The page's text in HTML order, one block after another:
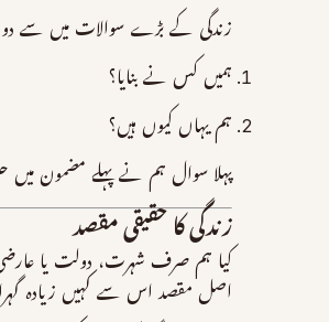
زندگی کے بڑے سوالات میں سے دو
ہمیں کس نے بنایا؟
ہم یہاں کیوں ہیں؟
پہلا سوال ہم نے پہلے مضمون
زندگی کا حقیقی مقصد
کیا ہم صرف شہرت، دولت یا عارضی
اصل مقصد اس سے کہیں زیادہ